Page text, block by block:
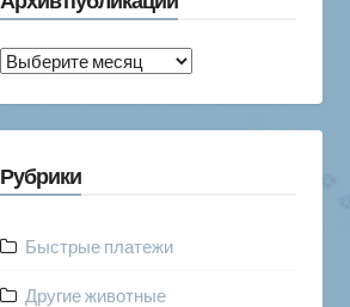
Архив
Рубрики
Быстрые платежи
Другие животные